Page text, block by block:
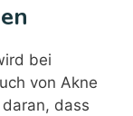
bei
von Akne
dass